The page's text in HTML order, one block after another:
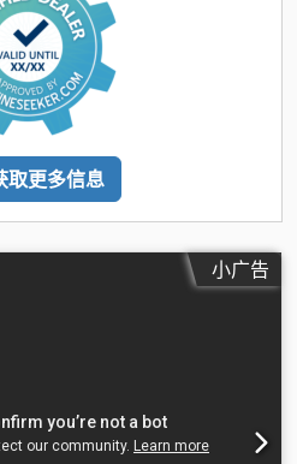
取更多信息
小广告